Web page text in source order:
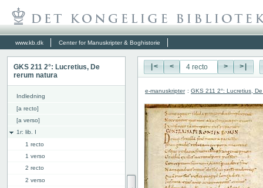
www.kb.dk Center for Manuskripter & Boghistorie
GKS 211 2°: Lucretius, De
rerum natura
Indledning
[a recto]
[a verso]
1r: lib. I
1 recto
1 verso
2 recto
2 verso
|< < > >|
e-manuskripter : GKS 211 2°: Lucretius,